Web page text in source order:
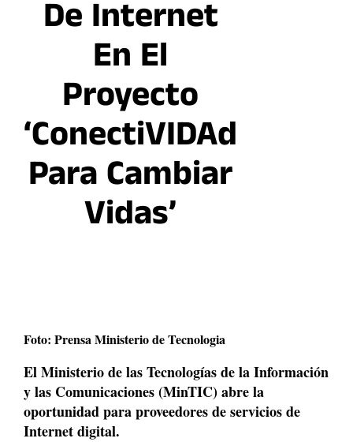
De Internet
En El
Proyecto
‘ConectiVIDAd
Para Cambiar
Vidas’
Foto: Prensa Ministerio de Tecnologia
El Ministerio de las Tecnologías de la Información
y las Comunicaciones (MinTIC) abre la
oportunidad para proveedores de servicios de
Internet digital.